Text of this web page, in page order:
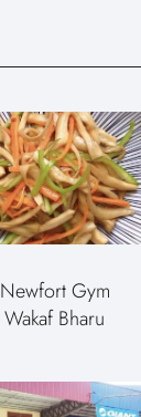
Newfort Gym
Wakaf Bharu